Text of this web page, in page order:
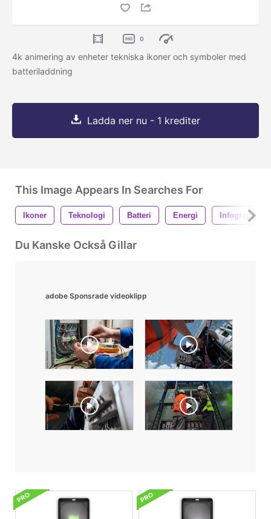
0
4k animering av enheter tekniska ikoner och symboler med
batteriladdning
Ladda ner nu - 1 krediter
This Image Appears In Searches For
Ikoner Teknologi Batteri Energi Infographics
Du Kanske Också Gillar
adobe Sponsrade videoklipp